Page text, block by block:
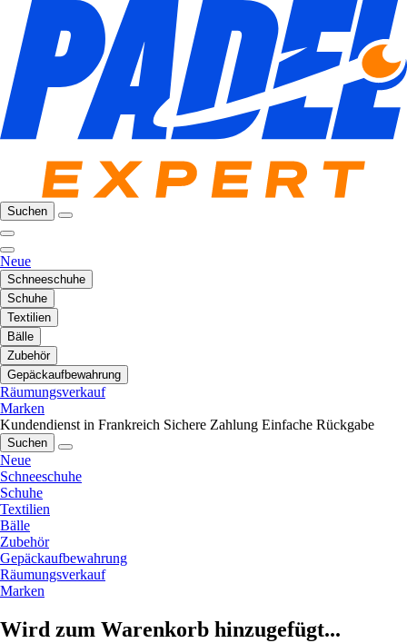
Suchen
Neue
Schneeschuhe
Schuhe
Textilien
Bälle
Zubehör
Gepäckaufbewahrung
Räumungsverkauf
Marken
Kundendienst in Frankreich Sichere Zahlung Einfache Rückgabe
Suchen
Neue
Schneeschuhe
Schuhe
Textilien
Bälle
Zubehör
Gepäckaufbewahrung
Räumungsverkauf
Marken
Wird zum Warenkorb hinzugefügt...